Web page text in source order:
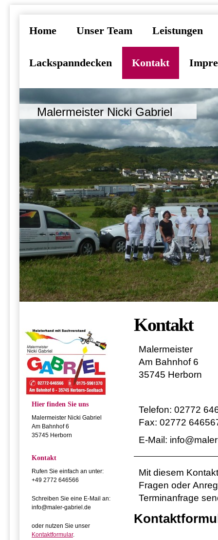
Home Unser Team Leistungen
Lackspanndecken Kontakt
Malermeister Nicki Gabriel
Hier finden Sie uns
Malermeister Nicki Gabriel
Am Bahnhof 6
35745 Herborn
Kontakt
Rufen Sie einfach an unter:
+49 2772 646566
Schreiben Sie eine E-Mail an:
info@maler-gabriel.de
oder nutzen Sie unser
Kontaktformular.
Kontakt
Malermeister
Am Bahnhof 6
35745 Herborn
Telefon: 02772
Fax: 02772
E-Mail:
Mit diesem
Fragen oder
Terminanfrage